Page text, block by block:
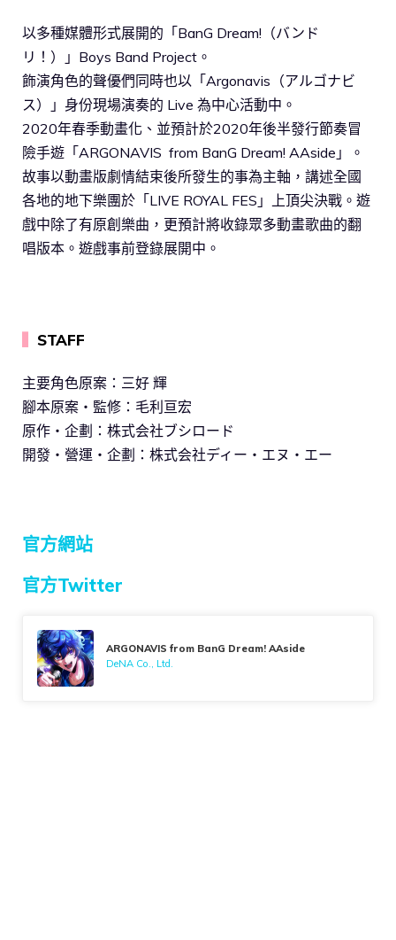
以多種媒體形式展開的「BanG Dream!（バンド
リ！）」Boys Band Project。
飾演角色的聲優們同時也以「Argonavis（アルゴナビ
ス）」身份現場演奏的 Live 為中心活動中。
2020年春季動畫化、並預計於2020年後半發行節奏冒
險手遊「ARGONAVIS from BanG Dream! AAside」。
故事以動畫版劇情結束後所發生的事為主軸，講述全國
各地的地下樂團於「LIVE ROYAL FES」上頂尖決戰。遊
戲中除了有原創樂曲，更預計將收錄眾多動畫歌曲的翻
唱版本。遊戲事前登錄展開中。
STAFF
主要角色原案：三好 輝
腳本原案・監修：毛利亘宏
原作・企劃：株式会社ブシロード
開發・營運・企劃：株式会社ディー・エヌ・エー
官方網站
官方Twitter
ARGONAVIS from BanG Dream! AAside
DeNA Co., Ltd.